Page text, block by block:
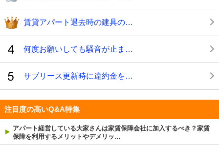
賃貸アパート退去時の建具の…
何度お願いしても騒音が止ま…
サブリース更新時に違約金を…
注目度の高いQ&A特集
アパート経営している大家さんは家賃保障会社に加入するべき？家賃
保障を利用するメリットやデメリッ…